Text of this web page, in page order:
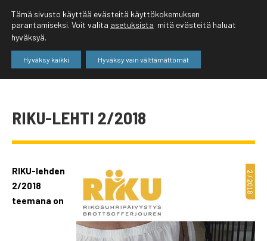
RIKU-LEHTI 2/2018
RIKU-lehden
2/2018
teemana on
Tämä sivusto käyttää evästeitä käyttökokemuksen
parantamiseksi. Voit valita asetuksista mitä evästeitä haluat
hyväksyä.
Hyväksy kaikki Hyväksy vain välttämättömät